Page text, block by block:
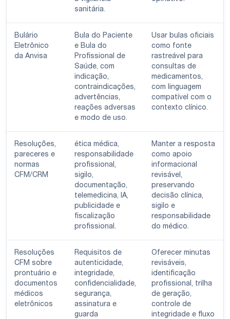
sanitária.
Bulário
Eletrônico
da Anvisa
Bula do Paciente
e Bula do
Profissional de
Saúde, com
indicação,
contraindicações,
advertências,
reações adversas
e modo de uso.
Usar bulas oficiais
como fonte
rastreável para
consultas de
medicamentos,
com linguagem
compatível com o
contexto clínico.
Resoluções,
pareceres e
normas
CFM/CRM
ética médica,
responsabilidade
profissional,
sigilo,
documentação,
telemedicina, IA,
publicidade e
fiscalização
profissional.
Manter a resposta
como apoio
informacional
revisável,
preservando
decisão clínica,
sigilo e
responsabilidade
do médico.
Resoluções
CFM sobre
prontuário e
documentos
médicos
eletrônicos
Requisitos de
autenticidade,
integridade,
confidencialidade,
segurança,
assinatura e
guarda
Oferecer minutas
revisáveis,
identificação
profissional, trilha
de geração,
controle de
integridade e fluxo